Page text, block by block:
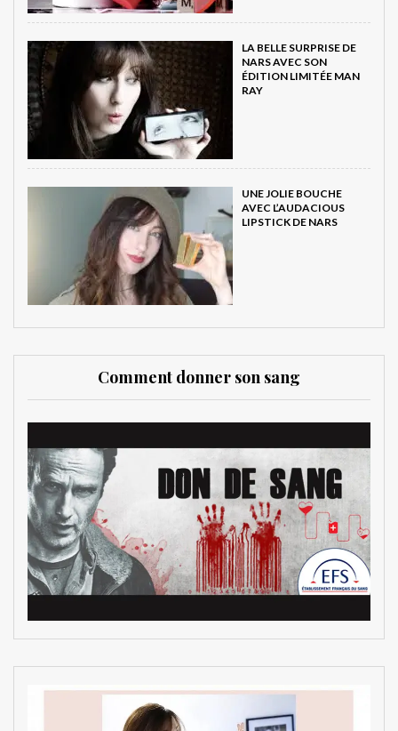
LA BELLE SURPRISE DE
NARS AVEC SON
ÉDITION LIMITÉE MAN
RAY
UNE JOLIE BOUCHE
AVEC L’AUDACIOUS
LIPSTICK DE NARS
Comment donner son sang